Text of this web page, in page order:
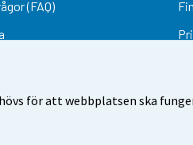
för att webbplatsen ska
(FAQ)